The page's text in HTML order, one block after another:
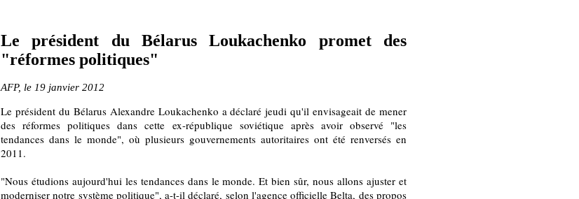
Le président du Bélarus Loukachenko promet des
"réformes politiques"
AFP, le 19 janvier 2012
Le président du Bélarus Alexandre Loukachenko a déclaré jeudi qu'il envisageait de mener
des réformes politiques dans cette ex-république soviétique après avoir observé "les
tendances dans le monde", où plusieurs gouvernements autoritaires ont été renversés en
2011.
"Nous étudions aujourd'hui les tendances dans le monde. Et bien sûr, nous allons ajuster et
moderniser notre système politique", a-t-il déclaré, selon l'agence officielle Belta, des propos